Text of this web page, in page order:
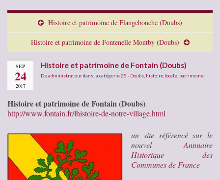
Histoire et patrimoine de Flangebouche (Doubs)
Histoire et patrimoine de Fontenelle Montby (Doubs)
SEP
24
2017
Histoire et patrimoine de Fontain (Doubs)
Deadministrateurdans la catégorie25 - Doubs histoire locale patrimoine
Histoire et patrimoine de Fontain (Doubs)
http://www.fontain.fr/lhistoire-de-notre-village.html
un site référencé sur le
nouvel Annuaire
Historique des
Communes de France